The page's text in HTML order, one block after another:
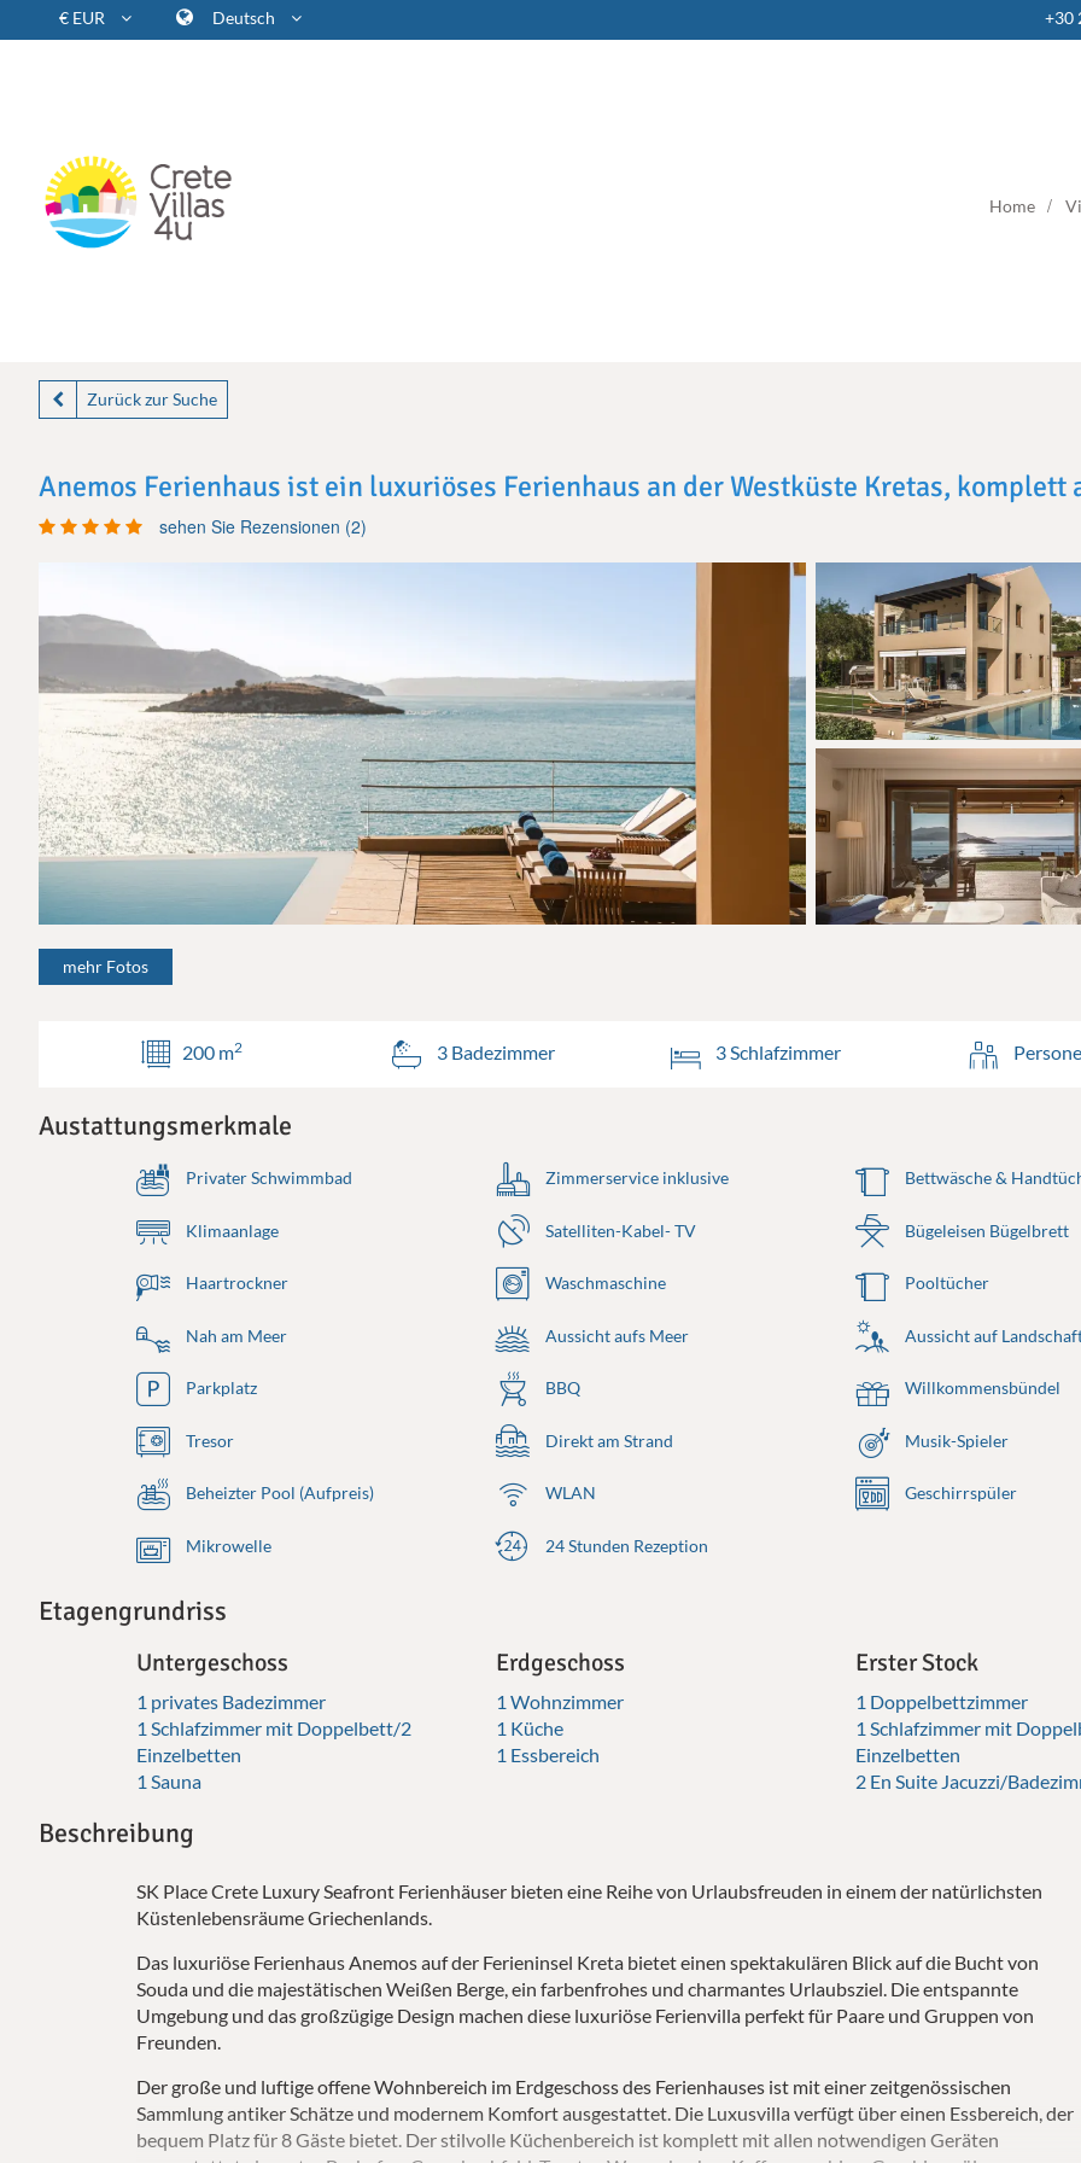
€ EUR Deutsch +30
Home
Zurück zur Suche
Anemos Ferienhaus ist ein luxuriöses Ferienhaus an der Westküste Kretas,
sehen Sie Rezensionen (2)
mehr Fotos
200 m2 3 Badezimmer 3 Schlafzimmer
Austattungsmerkmale
Privater Schwimmbad Zimmerservice inklusive Bettwäsche &
Klimaanlage Satelliten-Kabel- TV Bügeleisen Bügelbrett
Haartrockner Waschmaschine Pooltücher
Nah am Meer Aussicht aufs Meer Aussicht auf
Parkplatz BBQ Willkommensbündel
Tresor Direkt am Strand Musik-Spieler
Beheizter Pool (Aufpreis) WLAN Geschirrspüler
Mikrowelle 24 Stunden Rezeption
Etagengrundriss
Untergeschoss
1 privates Badezimmer
1 Schlafzimmer mit Doppelbett/2
Einzelbetten
1 Sauna
Erdgeschoss
1 Wohnzimmer
1 Küche
1 Essbereich
Erster Stock
1 Doppelbettzimmer
1 Schlafzimmer mit
Einzelbetten
2 En Suite Jacuzzi/
Beschreibung
SK Place Crete Luxury Seafront Ferienhäuser bieten eine Reihe von Urlaubsfreuden in einem der natürlichsten
Küstenlebensräume Griechenlands.
Das luxuriöse Ferienhaus Anemos auf der Ferieninsel Kreta bietet einen spektakulären Blick auf die Bucht von
Souda und die majestätischen Weißen Berge, ein farbenfrohes und charmantes Urlaubsziel. Die entspannte
Umgebung und das großzügige Design machen diese luxuriöse Ferienvilla perfekt für Paare und Gruppen von
Freunden.
Der große und luftige offene Wohnbereich im Erdgeschoss des Ferienhauses ist mit einer zeitgenössischen
Sammlung antiker Schätze und modernem Komfort ausgestattet. Die Luxusvilla verfügt über einen Essbereich, der
bequem Platz für 8 Gäste bietet. Der stilvolle Küchenbereich ist komplett mit allen notwendigen Geräten